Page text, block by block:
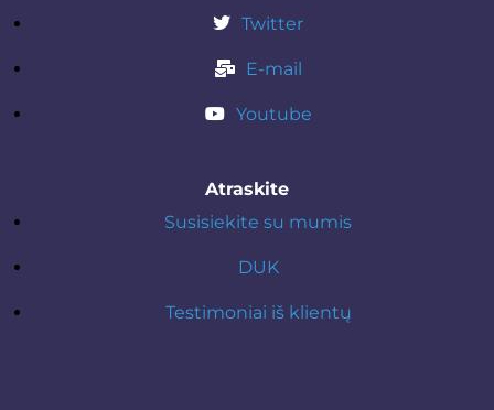
Twitter
E-mail
Youtube
Atraskite
Susisiekite su mumis
DUK
Testimoniai iš klientų